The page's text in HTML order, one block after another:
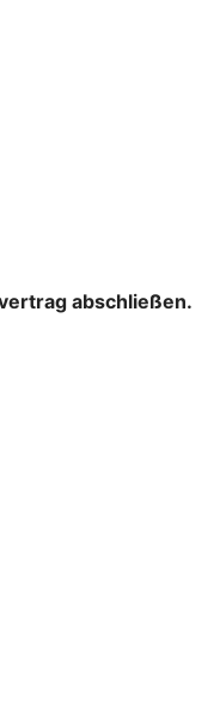
abschließen.